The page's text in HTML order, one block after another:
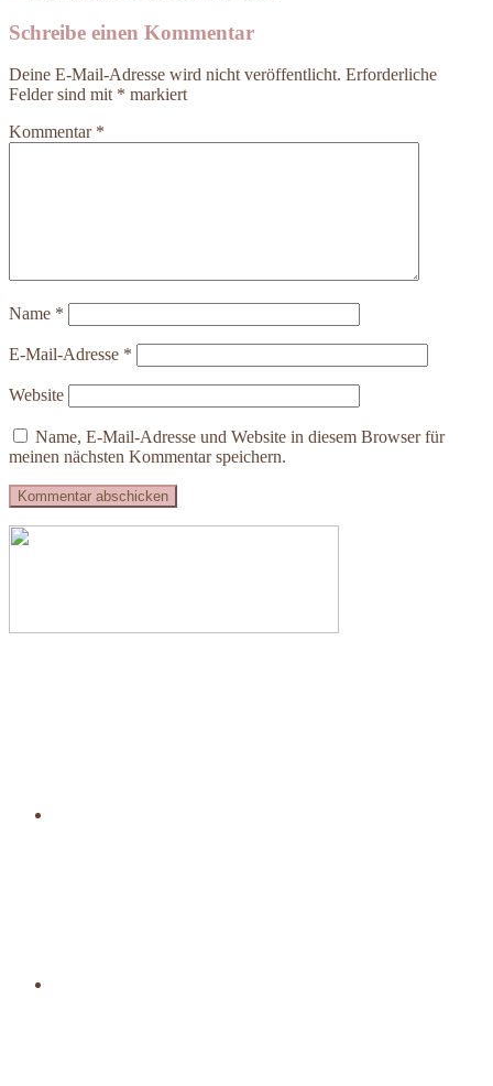
Schreibe einen Kommentar
Deine E-Mail-Adresse wird nicht veröffentlicht. Erforderliche
Felder sind mit * markiert
Kommentar *
Name *
E-Mail-Adresse *
Website
Name, E-Mail-Adresse und Website in diesem Browser für
meinen nächsten Kommentar speichern.